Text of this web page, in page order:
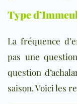
Type
La fréquence
pas une
question
saison. Voici les